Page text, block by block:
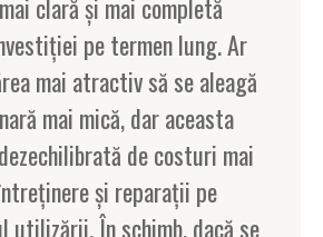
clară și mai completă
pe termen lung. Ar
mai atractiv să se aleagă
mai mică, dar aceasta
de costuri mai
și reparații pe
utilizării. În schimb, dacă se